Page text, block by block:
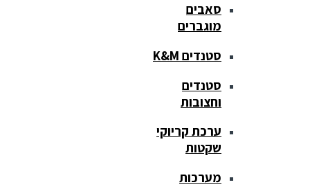
סאבים
מוגברים
סטנדים K&M
סטנדים
וחצובות
ערכת קריוקי
שקטות
מערכות